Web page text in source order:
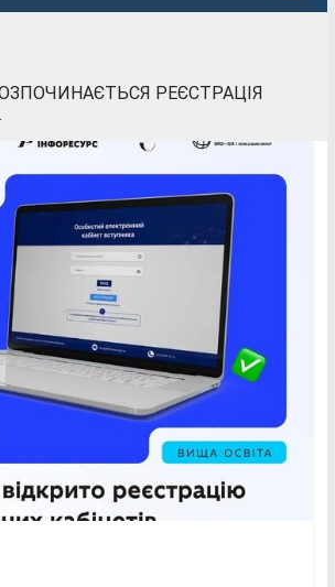
РЕЄСТРАЦІЯ